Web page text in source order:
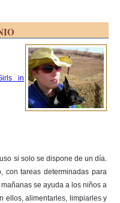
in
si solo se dispone de un día.
con tareas determinadas para
se ayuda a los niños a
ellos, alimentarles, limpiarles y